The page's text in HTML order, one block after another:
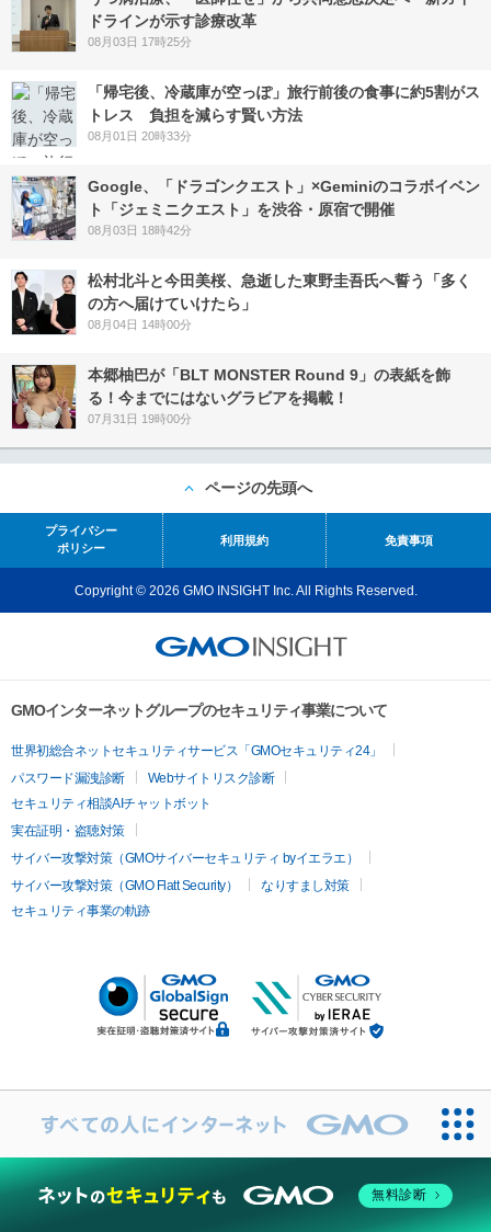
ドラインが示す診療改革
08月03日 17時25分
「帰宅後、冷蔵庫が空っぽ」旅行前後の食事に約5割がス
トレス 負担を減らす賢い方法
08月01日 20時33分
Google、「ドラゴンクエスト」×Geminiのコラボイベン
ト「ジェミニクエスト」を渋谷・原宿で開催
08月03日 18時42分
松村北斗と今田美桜、急逝した東野圭吾氏へ誓う「多く
の方へ届けていけたら」
08月04日 14時00分
本郷柚巴が「BLT MONSTER Round 9」の表紙を飾
る！今までにはないグラビアを掲載！
07月31日 19時00分
ページの先頭へ
プライバシー
ポリシー
利用規約 免責事項
Copyright © 2026 GMO INSIGHT Inc. All Rights Reserved.
GMOインターネットグループのセキュリティ事業について
世界初総合ネットセキュリティサービス「GMOセキュリティ24」
パスワード漏洩診断
Webサイトリスク診断
セキュリティ相談AIチャットボット
実在証明・盗聴対策
サイバー攻撃対策（GMOサイバーセキュリティ byイエラエ）
サイバー攻撃対策（GMO Flatt Security）
なりすまし対策
セキュリティ事業の軌跡
無料診断